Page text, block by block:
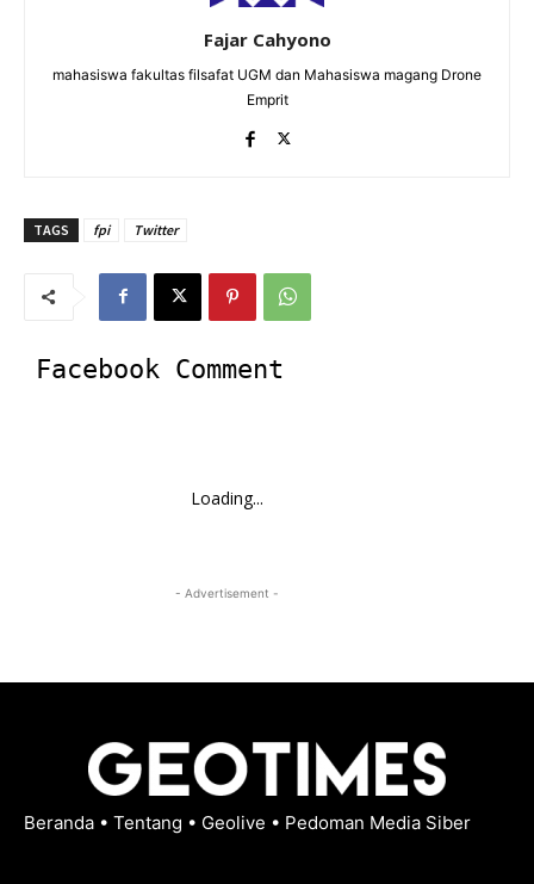
Fajar Cahyono
mahasiswa fakultas filsafat UGM dan Mahasiswa magang Drone
Emprit
TAGS fpi Twitter
Facebook Comment
Loading...
- Advertisement -
Beranda • Tentang • Geolive • Pedoman Media Siber